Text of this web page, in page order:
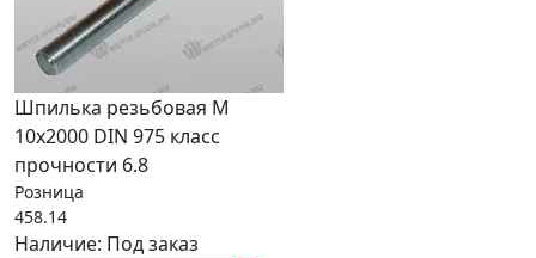
Шпилька резьбовая М
10x2000 DIN 975 класс
прочности 6.8
Розница
458.14
Наличие: Под заказ